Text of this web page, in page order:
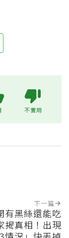
不實用
下一篇
有黑絲還能吃
揭真相！出現